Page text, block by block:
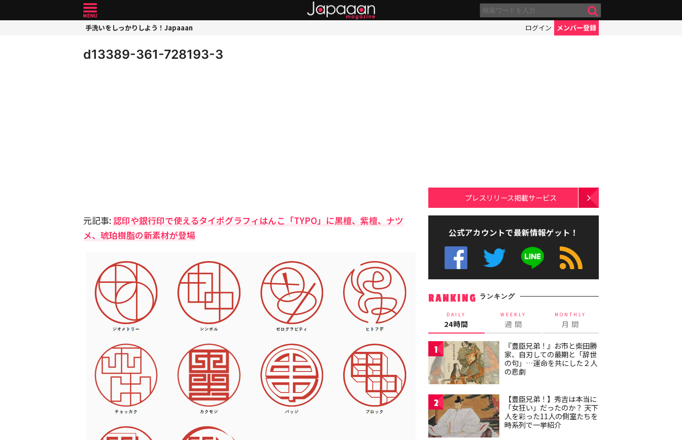
手洗いをしっかりしよう！Japaaan ログイン メンバー登録
d13389-361-728193-3
元記事:認印や銀行印で使えるタイポグラフィはんこ「TYPO」に黒檀、紫檀、ナツ
メ、琥珀樹脂の新素材が登場
プレスリリース掲載サービス
公式アカウントで最新情報ゲット！
RANKING ランキング
DAILY
24時間
WEEKLY
週 間
MONTHLY
月 間
1
『豊臣兄弟！』お市と柴田勝
家、自刃しての最期と「辞世
の句」…運命を共にした２人
の悲劇
2
【豊臣兄弟！】秀吉は本当に
「女狂い」だったのか？ 天下
人を彩った11人の側室たちを
時系列で一挙紹介